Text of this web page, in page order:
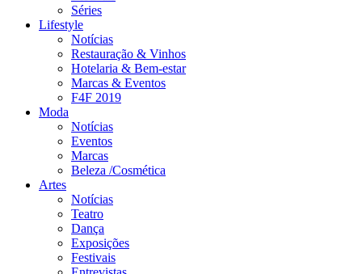
Séries
Lifestyle
Notícias
Restauração & Vinhos
Hotelaria & Bem-estar
Marcas & Eventos
F4F 2019
Moda
Notícias
Eventos
Marcas
Beleza /Cosmética
Artes
Notícias
Teatro
Dança
Exposições
Festivais